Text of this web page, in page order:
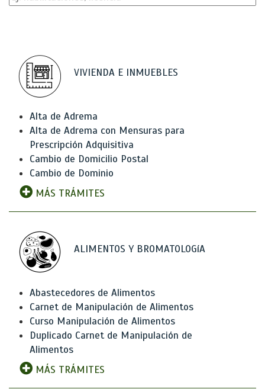
VIVIENDA E INMUEBLES
Alta de Adrema
Alta de Adrema con Mensuras para
Prescripción Adquisitiva
Cambio de Domicilio Postal
Cambio de Dominio
MÁS TRÁMITES
ALIMENTOS Y BROMATOLOGíA
Abastecedores de Alimentos
Carnet de Manipulación de Alimentos
Curso Manipulación de Alimentos
Duplicado Carnet de Manipulación de
Alimentos
MÁS TRÁMITES